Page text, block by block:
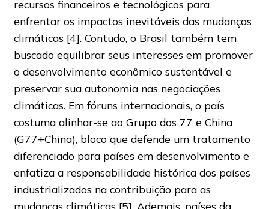
recursos financeiros e tecnológicos para
enfrentar os impactos inevitáveis das mudanças
climáticas [4]. Contudo, o Brasil também tem
buscado equilibrar seus interesses em promover
o desenvolvimento econômico sustentável e
preservar sua autonomia nas negociações
climáticas. Em fóruns internacionais, o país
costuma alinhar-se ao Grupo dos 77 e China
(G77+China), bloco que defende um tratamento
diferenciado para países em desenvolvimento e
enfatiza a responsabilidade histórica dos países
industrializados na contribuição para as
mudanças climáticas [5]. Ademais, países da